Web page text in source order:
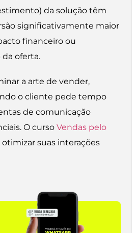
da solução têm
significativamente maior
financeiro ou
oferta.
a arte de vender,
o cliente pede tempo
de comunicação
O curso Vendas pelo
otimizar suas interações